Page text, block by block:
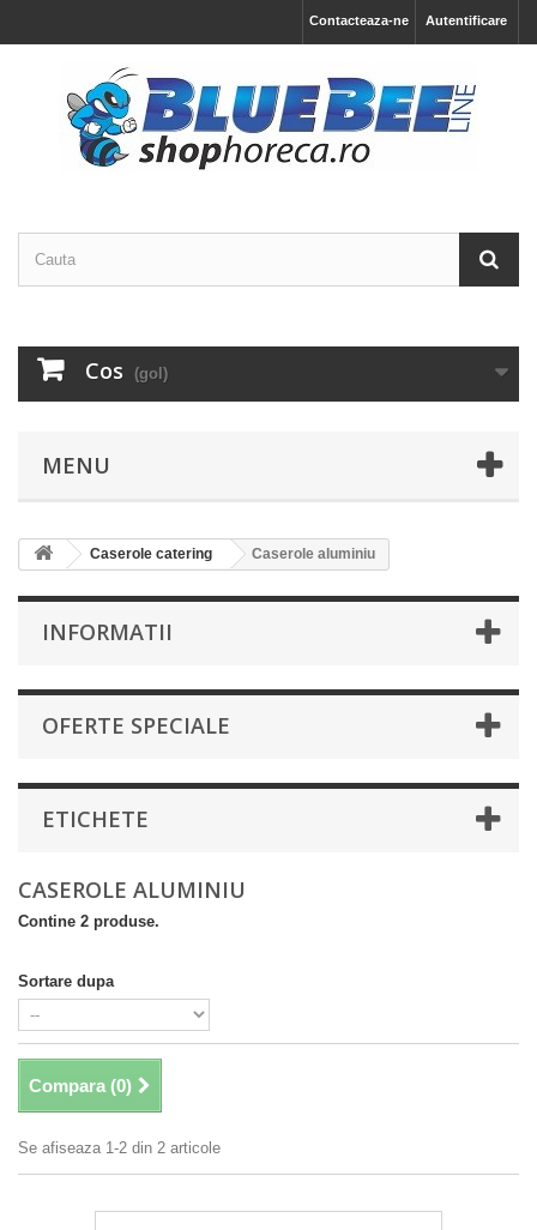
Autentificare
Contacteaza-ne
Cos (gol)
MENU
Caserole catering Caserole aluminiu
INFORMATII
OFERTE SPECIALE
ETICHETE
CASEROLE ALUMINIU
Contine 2 produse.
Sortare dupa
Compara (0)
Se afiseaza 1-2 din 2 articole